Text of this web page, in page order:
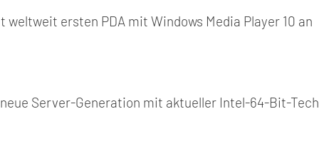
weltweit ersten PDA mit Windows Media Player 10 an
Server-Generation mit aktueller Intel-64-Bit-